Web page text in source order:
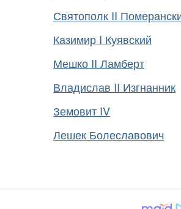
Святополк II
Казимир I Куявский
Мешко II Ламберт
Владислав II Изгнанник
Земовит IV
Лешек Болеславович